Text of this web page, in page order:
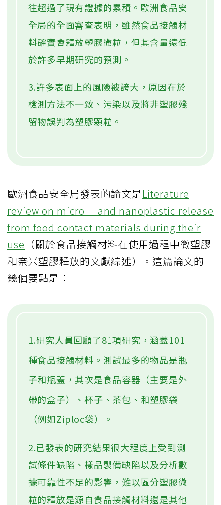
往超過了現有證據的累積。歐洲食品安
全局的全面審查表明，雖然食品接觸材
料確實會釋放塑膠微粒，但其含量遠低
於許多早期研究的預測。
3.許多表面上的風險被誇大，原因在於
檢測方法不一致、污染以及將非塑膠殘
留物誤判為塑膠顆粒。
歐洲食品安全局發表的論文是Literature
review on micro‐ and nanoplastic release
from food contact materials during their
use （關於食品接觸材料在使用過程中微塑膠
和奈米塑膠釋放的文獻綜述）。這篇論文的
幾個要點是：
1.研究人員回顧了81項研究，涵蓋101
種食品接觸材料。測試最多的物品是瓶
子和瓶蓋，其次是食品容器（主要是外
帶的盒子）、杯子、茶包、和塑膠袋
（例如Ziploc袋）。
2.已發表的研究結果很大程度上受到測
試條件缺陷、樣品製備缺陷以及分析數
據可靠性不足的影響，難以區分塑膠微
粒的釋放是源自食品接觸材料還是其他